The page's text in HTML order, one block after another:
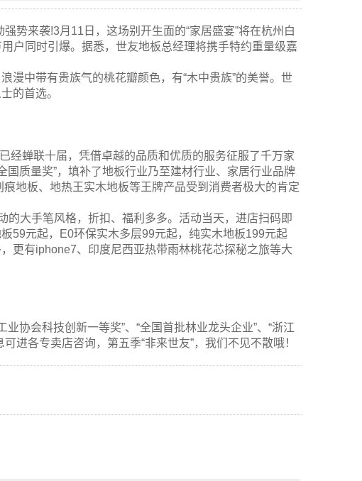
势来袭!3月11日，这场别开生面的“家居盛宴”将在杭州白
户同时引爆。据悉，世友地板总经理将携手特约重量级嘉
漫中带有贵族气的桃花瓣颜色，有“木中贵族”的美誉。世
的首选。
经蝉联十届，凭借卓越的品质和优质的服务征服了千万家
质量奖”，填补了地板行业乃至建材行业、家居行业品牌
地板、地热王实木地板等王牌产品受到消费者极大的肯定
的大手笔风格，折扣、福利多多。活动当天，进店扫码即
59元起，E0环保实木多层99元起，纯实木地板199元起
更有iphone7、印度尼西亚热带雨林桃花芯探秘之旅等大
协会科技创新一等奖”、“全国首批林业龙头企业”、“浙江
进各专卖店咨询，第五季“非来世友”，我们不见不散哦！